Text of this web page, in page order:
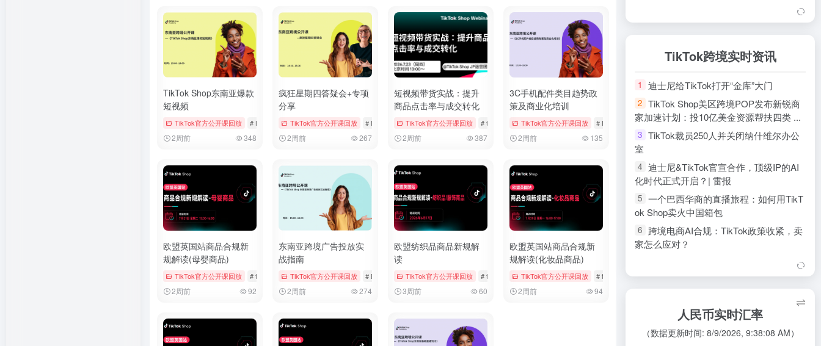
TikTok Shop东南亚爆款
短视频
TikTok官方公开课回放 # Bookings & Vouchers # tiktok # 厨房用品
2周前 348
疯狂星期四答疑会+专项
分享
TikTok官方公开课回放 # Bookings & Vouchers # tiktok # 厨房用品
2周前 267
短视频带货实战：提升
商品点击率与成交转化
TikTok官方公开课回放 # tiktok # 厨房用品 # 官方公开课回放
2周前 387
3C手机配件类目趋势政
策及商业化培训
TikTok官方公开课回放 # Bookings & Vouchers # tiktok # 厨房用品
2周前 135
欧盟英国站商品合规新
规解读(母婴商品)
TikTok官方公开课回放 # tiktok # 官方公开课回放 # 母婴用品
2周前 92
东南亚跨境广告投放实
战指南
TikTok官方公开课回放 # Bookings & Vouchers # tiktok # 厨房用品
2周前 274
欧盟纺织品商品新规解
读
TikTok官方公开课回放 # tiktok # 儿童时尚 # 女装与女士内衣
3周前 60
欧盟英国站商品合规新
规解读(化妆品商品)
TikTok官方公开课回放 # tiktok # 官方公开课回放 # 美妆个护
2周前 94
国）
08/07
10 非原创内容（东南亚）
11 商家安全中心（东南亚） 08/06
内容授权工具指南（东南亚） 08/06
13
100%正品保障标签解读（东南
08/06
14 TikTok Shop Mall政策（东南亚） 08/06
15 禁售商品规则（英国） 08/06
16 禁售商品政策（欧盟）
17 TikTok Shop商家负余额规则（欧
盟）
08/06
08/06
玩具商品合规指南（欧盟/英国）
TikTok跨境实时资讯
1 迪士尼给TikTok打开“金库”大门
2 TikTok Shop美区跨境POP发布新锐商
家加速计划：投10亿美金资源帮扶四类 ...
3 TikTok裁员250人并关闭纳什维尔办公
室
4 迪士尼&TikTok官宣合作，顶级IP的AI
化时代正式开启？| 雷报
5 一个巴西华商的直播旅程：如何用TikT
ok Shop卖火中国箱包
6 跨境电商AI合规：TikTok政策收紧，卖
家怎么应对？
SHEIN去年净收入达321亿美元；亚马
逊二季度利润同比大增245%；TikTok ...
hopee和Lazada慌了
TikTok东南亚裁员惊动印尼政府 印尼2
00员工接受补偿方案离职
人民币实时汇率
（数据更新时间: 8/9/2026, 9:38:08 AM）